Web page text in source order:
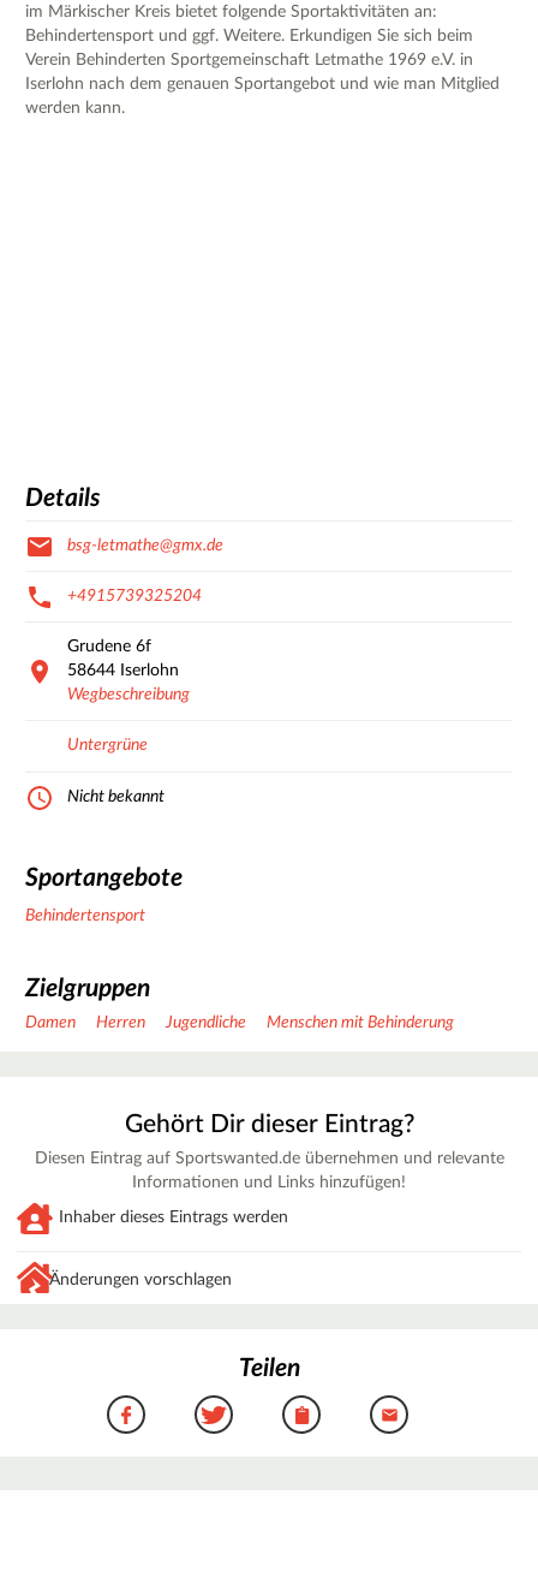
im Märkischer Kreis bietet folgende Sportaktivitäten an:
Behindertensport und ggf. Weitere. Erkundigen Sie sich beim
Verein Behinderten Sportgemeinschaft Letmathe 1969 e.V. in
Iserlohn nach dem genauen Sportangebot und wie man Mitglied
werden kann.
Details
bsg-letmathe@gmx.de
+4915739325204
Grudene 6f
58644 Iserlohn
Wegbeschreibung
Untergrüne
Nicht bekannt
Sportangebote
Behindertensport
Zielgruppen
Damen Herren Jugendliche Menschen mit Behinderung
Gehört Dir dieser Eintrag?
Diesen Eintrag auf Sportswanted.de übernehmen und relevante
Informationen und Links hinzufügen!
Inhaber dieses Eintrags werden
Änderungen vorschlagen
Teilen